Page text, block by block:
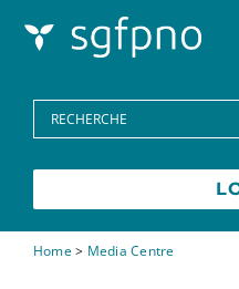
FAQs
Search
for:
Home> Media Centre